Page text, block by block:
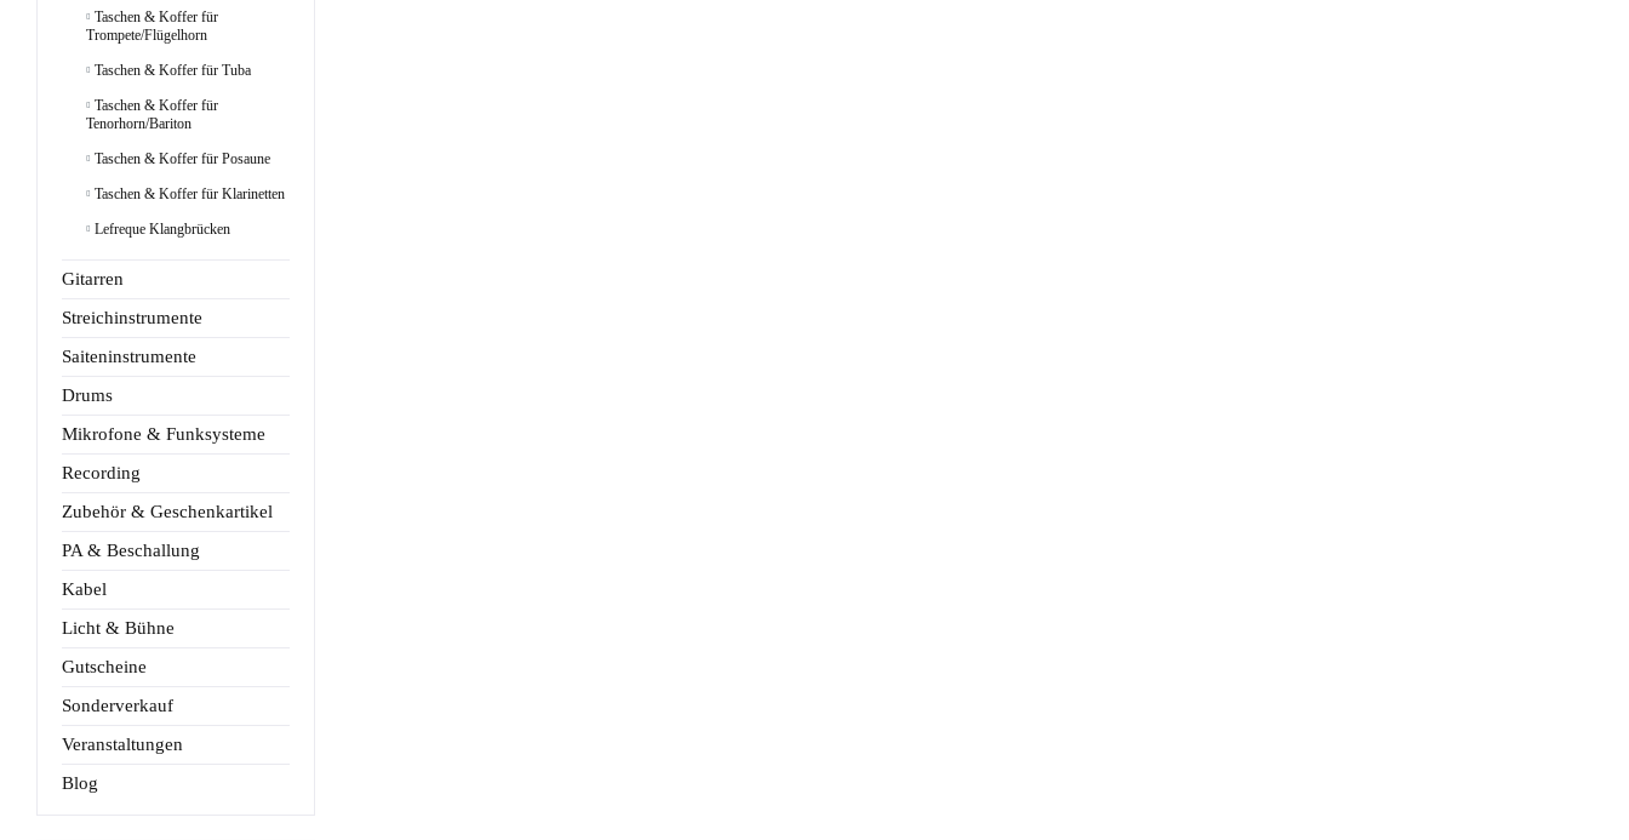
Taschen & Koffer für
Trompete/Flügelhorn
Taschen & Koffer für Tuba
Taschen & Koffer für
Tenorhorn/Bariton
Taschen & Koffer für Posaune
Taschen & Koffer für Klarinetten
Lefreque Klangbrücken
Gitarren
Streichinstrumente
Saiteninstrumente
Drums
Mikrofone & Funksysteme
Recording
Zubehör & Geschenkartikel
PA & Beschallung
Kabel
Licht & Bühne
Gutscheine
Sonderverkauf
Veranstaltungen
Blog